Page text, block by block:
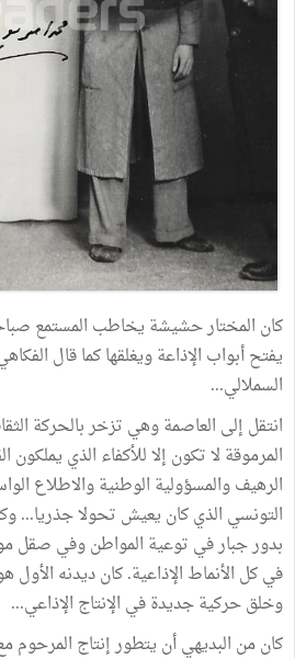
كان المختار حشيشة يخاطب المستمع
يفتح أبواب الإذاعة ويغلقها كما قال
السملالي...
انتقل إلى العاصمة وهي تزخر بالحركة
المرموقة لا تكون إلا للأكفاء الذي
الرهيف والمسؤولية الوطنية والاطلاع
التونسي الذي كان يعيش تحولا جذريا...
بدور جبار في توعية المواطن وفي صقل
في كل الأنماط الإذاعية. كان ديدنه الأول
وخلق حركية جديدة في الإنتاج الإذاعي...
كان من البديهي أن يتطور إنتاج المرحوم